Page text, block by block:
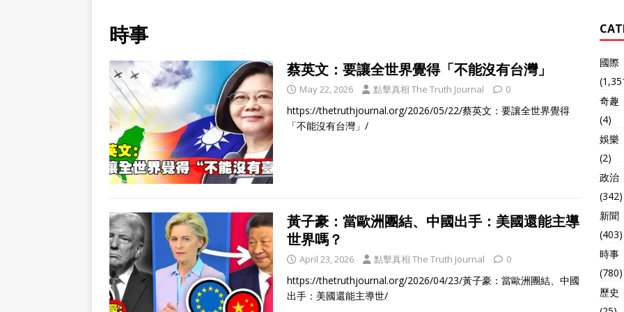
時事
蔡英文：要讓全世界覺得「不能沒有台灣」
May 22, 2026 點擊真相 The Truth Journal 0
https://thetruthjournal.org/2026/05/22/蔡英文：要讓全世界覺得
「不能沒有台灣」/
黃子豪：當歐洲團結、中國出手：美國還能主導
世界嗎？
April 23, 2026 點擊真相 The Truth Journal 0
https://thetruthjournal.org/2026/04/23/黃子豪：當歐洲團結、中國
出手：美國還能主導世/
國際
奇趣
(4)
娛樂
(2)
政治
(342)
新聞
(403)
時事
(780)
歷史